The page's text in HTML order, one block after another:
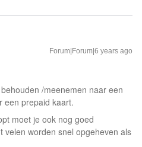
Forum|Forum|6 years ago
/meenemen naar een
een prepaid kaart.
moet je ook nog goed
velen worden snel opgeheven als